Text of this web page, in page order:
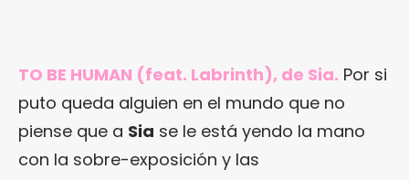
TO BE HUMAN (feat. Labrinth), de Sia. Por si
puto queda alguien en el mundo que no
piense que a Sia se le está yendo la mano
con la sobre-exposición y las